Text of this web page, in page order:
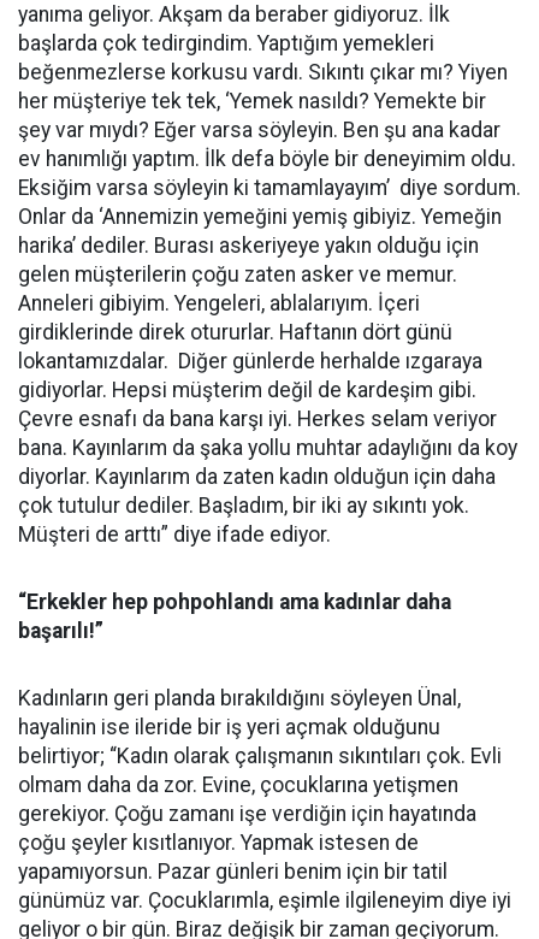
yanıma geliyor. Akşam da beraber gidiyoruz. İlk
başlarda çok tedirgindim. Yaptığım yemekleri
beğenmezlerse korkusu vardı. Sıkıntı çıkar mı? Yiyen
her müşteriye tek tek, ‘Yemek nasıldı? Yemekte bir
şey var mıydı? Eğer varsa söyleyin. Ben şu ana kadar
ev hanımlığı yaptım. İlk defa böyle bir deneyimim oldu.
Eksiğim varsa söyleyin ki tamamlayayım’ diye sordum.
Onlar da ‘Annemizin yemeğini yemiş gibiyiz. Yemeğin
harika’ dediler. Burası askeriyeye yakın olduğu için
gelen müşterilerin çoğu zaten asker ve memur.
Anneleri gibiyim. Yengeleri, ablalarıyım. İçeri
girdiklerinde direk otururlar. Haftanın dört günü
lokantamızdalar. Diğer günlerde herhalde ızgaraya
gidiyorlar. Hepsi müşterim değil de kardeşim gibi.
Çevre esnafı da bana karşı iyi. Herkes selam veriyor
bana. Kayınlarım da şaka yollu muhtar adaylığını da koy
diyorlar. Kayınlarım da zaten kadın olduğun için daha
çok tutulur dediler. Başladım, bir iki ay sıkıntı yok.
Müşteri de arttı” diye ifade ediyor.
“Erkekler hep pohpohlandı ama kadınlar daha
başarılı!”
Kadınların geri planda bırakıldığını söyleyen Ünal,
hayalinin ise ileride bir iş yeri açmak olduğunu
belirtiyor; “Kadın olarak çalışmanın sıkıntıları çok. Evli
olmam daha da zor. Evine, çocuklarına yetişmen
gerekiyor. Çoğu zamanı işe verdiğin için hayatında
çoğu şeyler kısıtlanıyor. Yapmak istesen de
yapamıyorsun. Pazar günleri benim için bir tatil
günümüz var. Çocuklarımla, eşimle ilgileneyim diye iyi
geliyor o bir gün. Biraz değişik bir zaman geçiyorum.